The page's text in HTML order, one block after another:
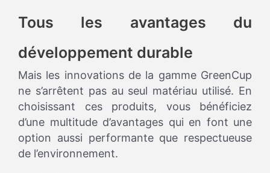
Tous les avantages du
développement durable
Mais les innovations de la gamme GreenCup
ne s’arrêtent pas au seul matériau utilisé. En
choisissant ces produits, vous bénéficiez
d’une multitude d’avantages qui en font une
option aussi performante que respectueuse
de l’environnement.